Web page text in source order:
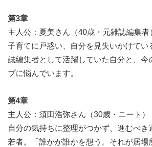
第3章
主人公：夏美さん（40歳・元雑誌編集者
子育てに戸惑い、自分を見失いかけてい
誌編集者として活躍していた自分と、今
プに悩んでいます。
第4章
主人公：須田浩弥さん（30歳・ニート）
自分の気持ちに整理がつかず、進むべき
若者。「誰かが誰かを想う。それが居場